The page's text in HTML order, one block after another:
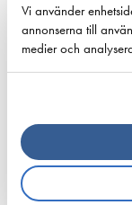
Vi använder
annonserna till
medier och